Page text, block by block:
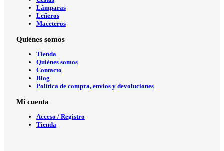
Lámparas
Leñeros
Maceteros
Quiénes somos
Tienda
Quiénes somos
Contacto
Blog
Política de compra, envíos y devoluciones
Mi cuenta
Acceso / Registro
Tienda